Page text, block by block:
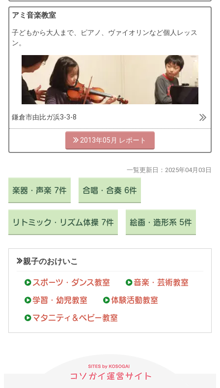
アミ音楽教室
子どもから大人まで、ピアノ、ヴァイオリンなど個人レッス
ン。
鎌倉市由比ガ浜3-3-8
2013年05月
一覧更新日： 2025年04月03日
楽器・声楽 7件 合唱・合奏 6件
リトミック・リズム体操 7件 絵画・造形系 5件
親子のおけいこ
スポーツ・ダンス教室 音楽・芸術教室
学習・幼児教室 体験活動教室
マタニティ＆ベビー教室